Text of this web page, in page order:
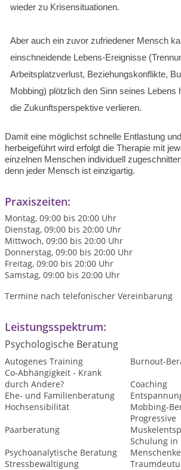
wieder zu Krisensituationen.
Aber auch ein zuvor zufriedener Mensch
einschneidende Lebens-Ereignisse
Arbeitsplatzverlust, Beziehungskonflikte,
Mobbing) plötzlich den Sinn seines Lebens
die Zukunftsperspektive verlieren.
Damit eine möglichst schnelle Entlastung
herbeigeführt wird erfolgt die Therapie mit
einzelnen Menschen individuell
denn jeder Mensch ist einzigartig.
Praxiszeiten:
Montag, 09:00 bis 20:00 Uhr
Dienstag, 09:00 bis 20:00 Uhr
Mittwoch, 09:00 bis 20:00 Uhr
Donnerstag, 09:00 bis 20:00 Uhr
Freitag, 09:00 bis 20:00 Uhr
Samstag, 09:00 bis 20:00 Uhr
Termine nach telefonischer Vereinbarung
Leistungsspektrum:
Psychologische Beratung
Autogenes Training
Burnout-
Co-Abhängigkeit - Krank
durch Andere?
Coaching
Ehe- und Familienberatung
Hochsensibilität
Mobbing-
Paarberatung
Progressive
Psychoanalytische Beratung
Schulung in
Stressbewältigung